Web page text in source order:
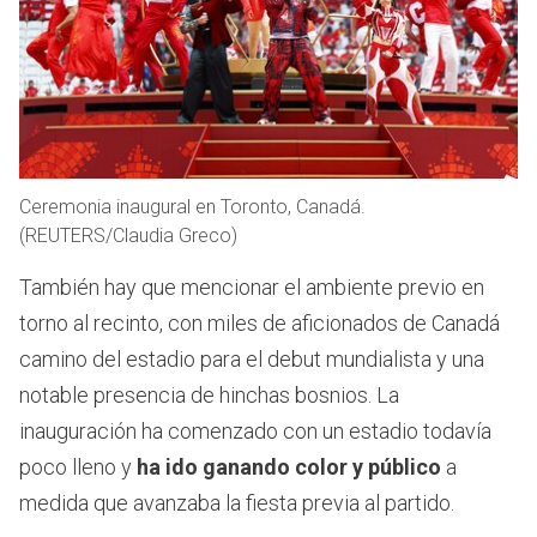
Ceremonia inaugural en Toronto, Canadá.
(REUTERS/Claudia Greco)
También hay que mencionar el ambiente previo en
torno al recinto, con miles de aficionados de Canadá
camino del estadio para el debut mundialista y una
notable presencia de hinchas bosnios. La
inauguración ha comenzado con un estadio todavía
poco lleno y ha ido ganando color y público a
medida que avanzaba la fiesta previa al partido.